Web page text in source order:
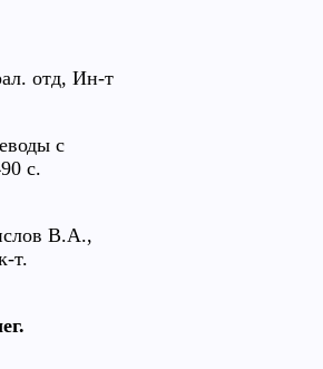
отд, Ин-т
с
с.
В.А.,
т.